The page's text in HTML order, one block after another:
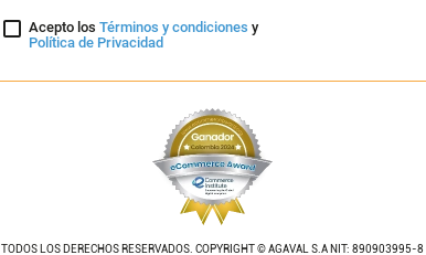
Acepto los Términos y condiciones y
Política de Privacidad
TODOS LOS DERECHOS RESERVADOS. COPYRIGHT © AGAVAL S.A NIT: 890903995-8